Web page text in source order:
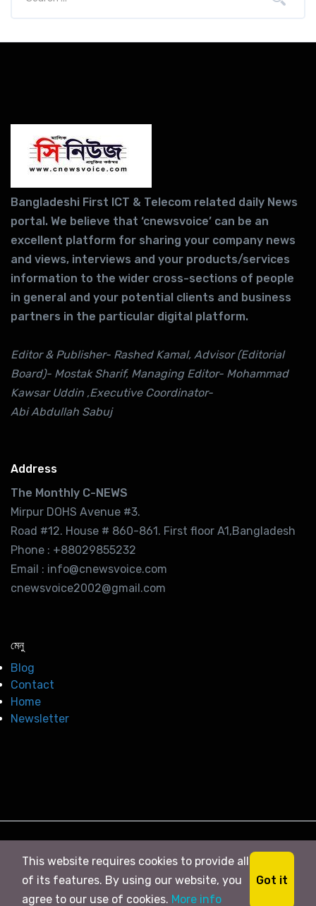
Bangladeshi First ICT & Telecom related daily News
portal. We believe that ‘cnewsvoice’ can be an
excellent platform for sharing your company news
and views, interviews and your products/services
information to the wider cross-sections of people
in general and your potential clients and business
partners in the particular digital platform.
Editor & Publisher- Rashed Kamal, Advisor (Editorial
Board)- Mostak Sharif, Managing Editor- Mohammad
Kawsar Uddin ,Executive Coordinator-
Abi Abdullah Sabuj
Address
The Monthly C-NEWS
Mirpur DOHS Avenue #3.
Road #12. House # 860-861. First floor A1,Bangladesh
Phone : +88029855232
Email : info@cnewsvoice.com
cnewsvoice2002@gmail.com
মেনু
Blog
Contact
Home
Newsletter
This website requires cookies to provide all
of its features. By using our website, you
agree to our use of cookies. More info
Got it